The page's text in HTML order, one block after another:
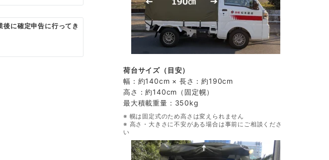
後に確定申告に行ってき
荷台サイズ（目安）
幅：約140cm × 長さ：約190cm
高さ：約140cm（固定幌）
最大積載重量：350kg
※ 幌は固定式のため高さは変えられません
※ 高さ・大きさに不安がある場合は事前にご相談くださ
い